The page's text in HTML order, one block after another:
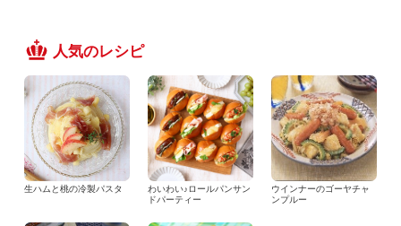
人気のレシピ
生ハムと桃の冷製パスタ
わいわい♪ロールパンサン
ドパーティー
ウインナーのゴーヤチャ
ンプルー